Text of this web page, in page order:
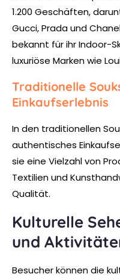
1.200 Geschäften,
Gucci, Prada und
bekannt für ihr Indoor-
luxuriöse Marken wie
Traditionelle
Einkaufserlebnis
In den traditionellen
authentisches
sie eine Vielzahl von
Textilien und
Qualität.
Kulturelle
und
Besucher können die